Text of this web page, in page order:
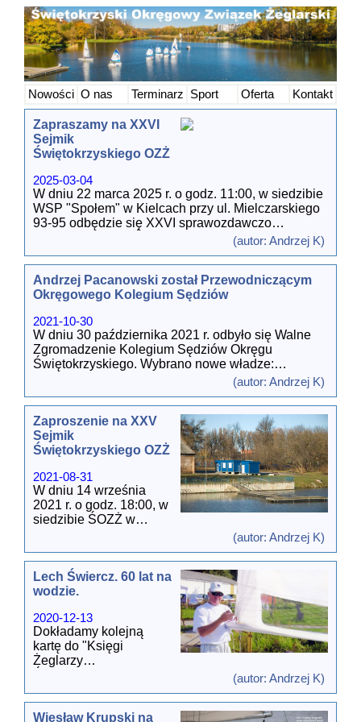
Nowości O nas Terminarz Sport Oferta Kontakt
Zapraszamy na XXVI
Sejmik
Świętokrzyskiego OZŻ
2025-03-04
W dniu 22 marca 2025 r. o godz. 11:00, w siedzibie
WSP "Społem" w Kielcach przy ul. Mielczarskiego
93-95 odbędzie się XXVI sprawozdawczo
wyborczy Sejmik Świętokrzyskiego Okręgowego
W trakcie obrad:
- zatwierdzimy sprawozdanie finansowe za 2024
- wybierzemy delegata na Sejmik PZŻ (na nową
kadencję),
- wybierzemy nowy Zarząd Świętokrzyskiego OZŻ
- wręczymy nagrody 100. lecia Polskiego Związku
Dokumenty przygotowane na Sejmik:
*Uchwała Zarządu w sprawie zwołania XXVI Sej...
[wiecej]
(autor: Andrzej K)
Andrzej Pacanowski został Przewodniczącym
Okręgowego Kolegium Sędziów
2021-10-30
W dniu 30 października 2021 r. odbyło się Walne
Zgromadzenie Kolegium Sędziów Okręgu
Świętokrzyskiego. Wybrano nowe władze:
1. Andrzej Pacanowski - Przewodniczący OKS,
2. Robert Majewicz - Sekretarz OKS,
3. Artur Pacanowski - Członek OKS.
Świętokrzyskie Okręgowe Kolegium Sędziów
zostało utworzone (powołane) przez Zarząd ŚOZŻ.
Jest organem Kolegium Sędziów PZŻ i działa
samorządnie na podstawieRegulaminu KS PZŻ.
Aktualnie w naszym okręgu działa siedmiu sędziów
żeglarskich:
1. Andrze ...[wiecej]
(autor: Andrzej K)
Zaproszenie na XXV
Sejmik
Świętokrzyskiego OZŻ
2021-08-31
W dniu 14 września
2021 r. o godz. 18:00, w
siedzibie ŚOZŻ w
odbędzie się XXV
Sejmik
Świętokrzyskiego
Żeglarskiego.
W trakcie obrad:
- zatwierdzimy
finansowe za 2020 rok,
(autor: Andrzej K)
Lech Świercz. 60 lat na
wodzie.
2020-12-13
Dokładamy kolejną
kartę do "Księgi
Żeglarzy
Sołtysie, osoba ze
środowiska "Mewy",
(autor: Andrzej K)
Wiesław Krupski na